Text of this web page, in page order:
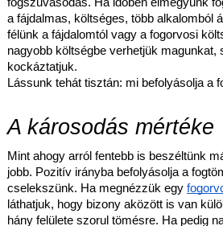
a fájdalmas, költséges, több alkalomból
félünk a fájdalomtól vagy a fogorvosi
nagyobb költségbe verhetjük magunkat,
kockáztatjuk.
Lássunk tehát tisztán: mi befolyásolja a
A károsodás mértéke
Mint ahogy arról fentebb is beszéltünk
jobb. Pozitív irányba befolyásolja a
cselekszünk. Ha megnézzük egy
láthatjuk, hogy bizony aközött is van
hány felülete szorul tömésre. Ha pedig